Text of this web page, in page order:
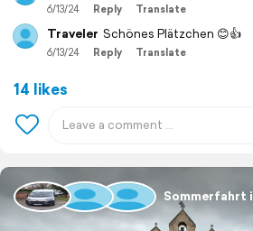
6/13/24 Reply Translate
Traveler Schönes Plätzchen 😊👍
6/13/24 Reply Translate
14 likes
Sommerfahrt